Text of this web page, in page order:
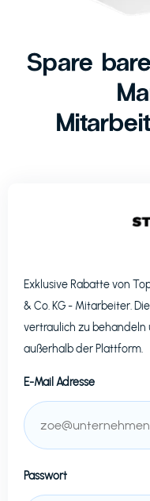
Spare
Exklusive Rabatte von
& Co. KG- Mitarbeiter.
vertraulich zu
außerhalb der Plattform.
E-Mail Adresse
Passwort